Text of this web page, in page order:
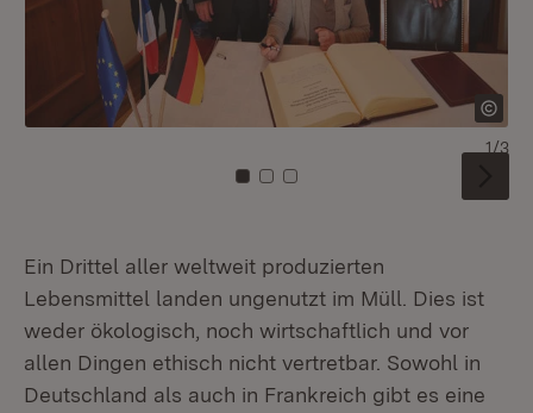
Zu Kachel: 0
Zu Kachel: 1
Zu Kachel: 2
1/3
Ein Drittel aller weltweit produzierten
Lebensmittel landen ungenutzt im Müll. Dies ist
weder ökologisch, noch wirtschaftlich und vor
allen Dingen ethisch nicht vertretbar. Sowohl in
Deutschland als auch in Frankreich gibt es eine